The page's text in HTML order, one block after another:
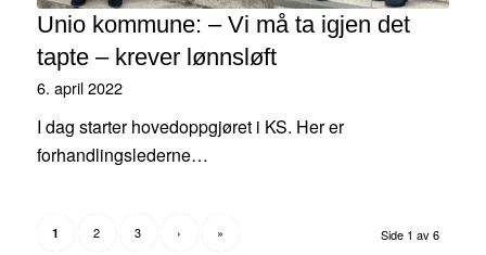
Unio kommune: – Vi må ta igjen det
tapte – krever lønnsløft
6. april 2022
I dag starter hovedoppgjøret i KS. Her er
forhandlingslederne…
Side 1 av 6
1 2 3 › »